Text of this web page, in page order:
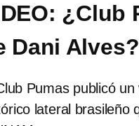
¿Club
Dani Alves?
Pumas publicó un
lateral brasileño